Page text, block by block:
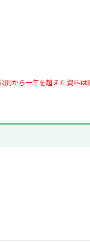
開から一年を超えた資料は